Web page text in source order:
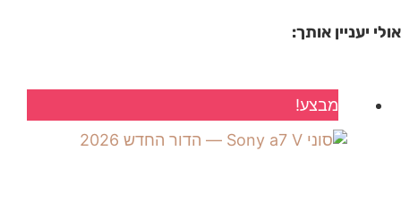
אולי יעניין אותך:
מבצע!